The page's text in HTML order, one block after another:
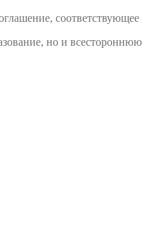
но и